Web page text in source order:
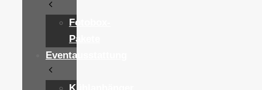
Fotobox-
Pakete
Eventausstattung